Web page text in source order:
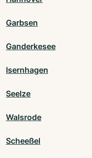
Garbsen
Ganderkesee
Isernhagen
Seelze
Walsrode
Scheeßel